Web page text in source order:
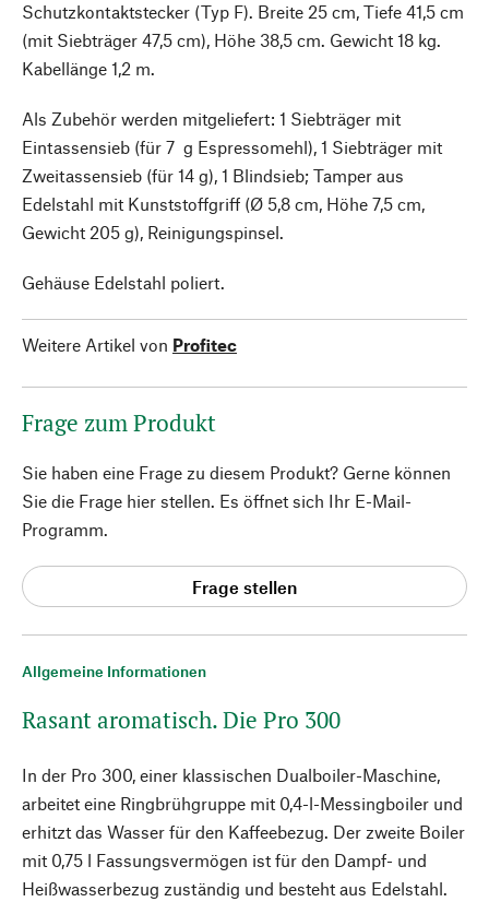
Allgemeine Informationen
Rasant aromatisch. Die Pro 300
In der Pro 300, einer klassischen Dualboiler-Maschine,
arbeitet eine Ringbrühgruppe mit 0,4-l-Messingboiler und
erhitzt das Wasser für den Kaffeebezug. Der zweite Boiler
mit 0,75 l Fassungsvermögen ist für den Dampf- und
Heißwasserbezug zuständig und besteht aus Edelstahl.
Schutzkontaktstecker (Typ F). Breite 25 cm, Tiefe 41,5 cm
(mit Siebträger 47,5 cm), Höhe 38,5 cm. Gewicht 18 kg.
Kabellänge 1,2 m.
Als Zubehör werden mitgeliefert: 1 Siebträger mit
Eintassensieb (für 7 g Espressomehl), 1 Siebträger mit
Zweitassensieb (für 14 g), 1 Blindsieb; Tamper aus
Edelstahl mit Kunststoffgriff (Ø 5,8 cm, Höhe 7,5 cm,
Gewicht 205 g), Reinigungspinsel.
Gehäuse Edelstahl poliert.
Weitere Artikel von Profitec
Frage zum Produkt
Sie haben eine Frage zu diesem Produkt? Gerne können
Sie die Frage hier stellen. Es öffnet sich Ihr E-Mail-
Programm.
Frage stellen